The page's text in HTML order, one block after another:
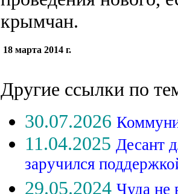
крымчан.
18 марта 2014 г.
Другие ссылки по
30.07.2026
11.04.2025 Десант
заручился
29.05.2024 Чуда не